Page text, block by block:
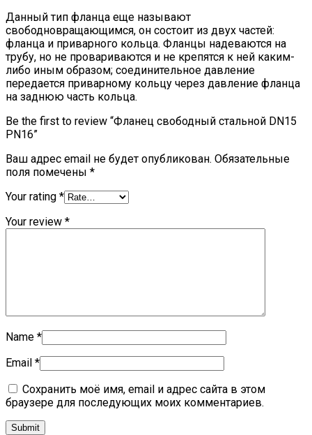
Данный тип фланца еще называют
свободновращающимся, он состоит из двух частей:
фланца и приварного кольца. Фланцы надеваются на
трубу, но не провариваются и не крепятся к ней каким-
либо иным образом; соединительное давление
передается приварному кольцу через давление фланца
на заднюю часть кольца.
Be the first to review “Фланец свободный стальной DN15
РN16”
Ваш адрес email не будет опубликован. Обязательные
поля помечены *
Your rating *
Your review *
Name *
Email *
Сохранить моё имя, email и адрес сайта в этом
браузере для последующих моих комментариев.